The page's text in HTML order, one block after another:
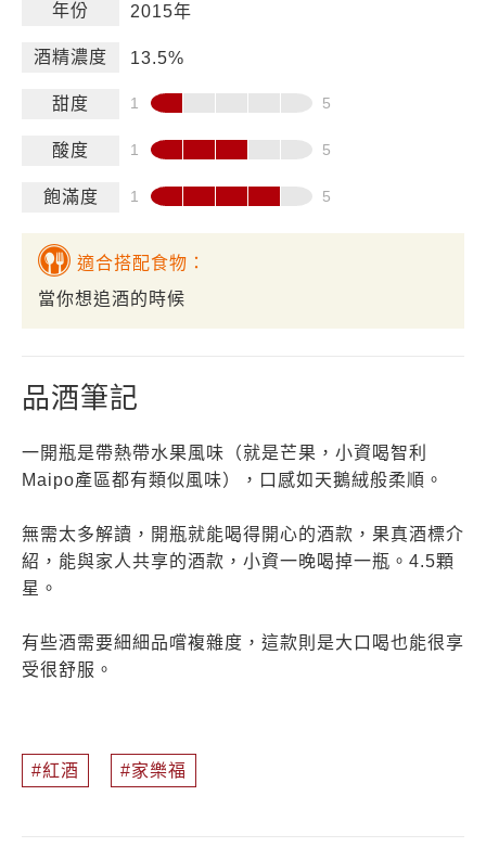
年份 2015年
酒精濃度 13.5%
甜度
酸度
飽滿度
適合搭配食物：
當你想追酒的時候
品酒筆記
一開瓶是帶熱帶水果風味（就是芒果，小資喝智利
Maipo產區都有類似風味），口感如天鵝絨般柔順。
無需太多解讀，開瓶就能喝得開心的酒款，果真酒標介
紹，能與家人共享的酒款，小資一晚喝掉一瓶。4.5顆
星。
有些酒需要細細品嚐複雜度，這款則是大口喝也能很享
受很舒服。
紅酒 家樂福